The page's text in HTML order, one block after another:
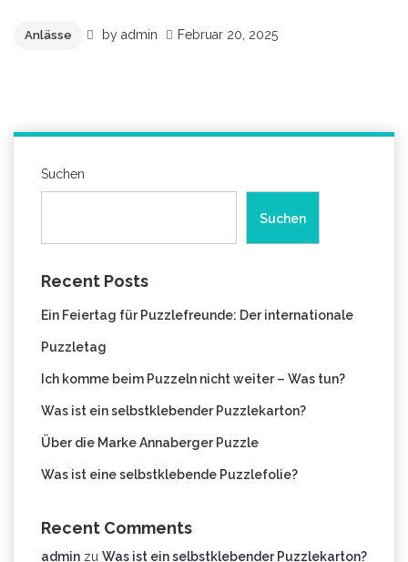
Anlässe by admin Februar 20, 2025
Suchen
Suchen
Recent Posts
Ein Feiertag für Puzzlefreunde: Der internationale
Puzzletag
Ich komme beim Puzzeln nicht weiter – Was tun?
Was ist ein selbstklebender Puzzlekarton?
Über die Marke Annaberger Puzzle
Was ist eine selbstklebende Puzzlefolie?
Recent Comments
admin zu Was ist ein selbstklebender Puzzlekarton?